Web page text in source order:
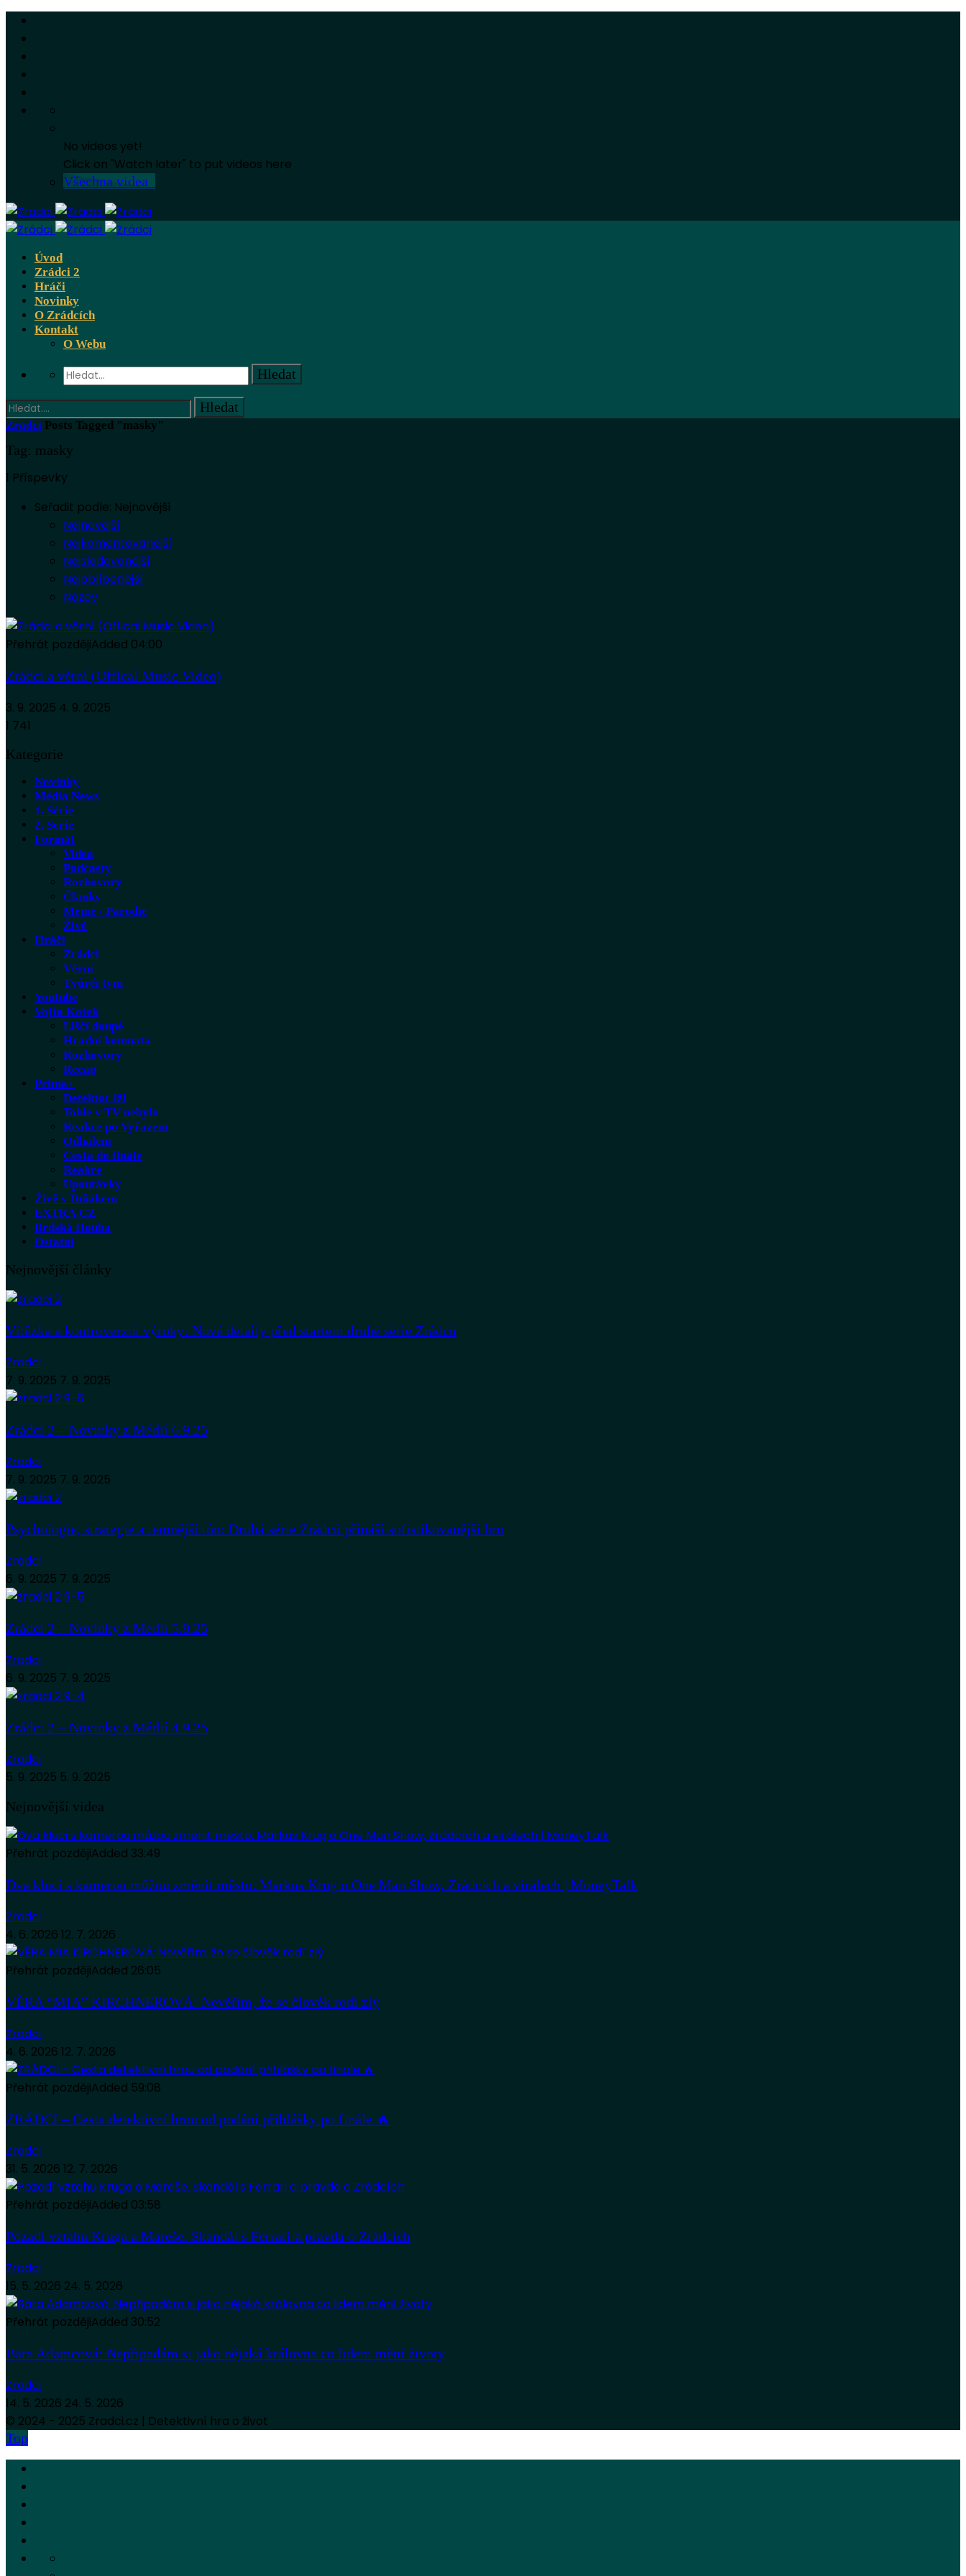
No videos yet!
Click on "Watch later" to put videos here
Všechna videa
Úvod
Zrádci 2
Hráči
Novinky
O Zrádcích
Kontakt
O Webu
Zrádci Posts Tagged "masky"
Tag: masky
1 Příspevky
Seřadit podle: Nejnovější
Nejnovější
Nejkomentovanější
Nejsledovanější
Nejoblíbenější
Název
Přehrát pozdějiAdded 04:00
Zrádci a věrní (Offical Music Video)
3. 9. 2025 4. 9. 2025
1 741
Kategorie
Novinky
Média News
1. Série
2. Série
Formát
Videa
Podcasty
Rozhovory
Články
Meme / Parodie
Živě
Hráči
Zrádci
Věrní
Tvůrčí tým
Youtube
Vojta Kotek
Liščí doupě
Hradní komnata
Rozhovory
Recap
Prima+
Detektor lži
Tohle v TV nebylo
Reakce po Vyřazení
Odhalení
Cesta do finále
Reakce
Upoutávky
Živě s Tuňákem
EXTRA.CZ
Brdská Houba
Ostatní
Nejnovější články
Vítězka a kontroverzní výroky: Nové detaily před startem druhé série Zrádců
Zradci
7. 9. 2025 7. 9. 2025
Zrádci 2 – Novinky z Médií 6.9.25
Zradci
7. 9. 2025 7. 9. 2025
Psychologie, strategie a temnější tón: Druhá série Zrádců přináší sofistikovanější hru
Zradci
6. 9. 2025 7. 9. 2025
Zrádci 2 – Novinky z Médií 5.9.25
Zradci
6. 9. 2025 7. 9. 2025
Zrádci 2 – Novinky z Médií 4.9.25
Zradci
5. 9. 2025 5. 9. 2025
Nejnovější videa
Přehrát pozdějiAdded 33:49
Dva kluci s kamerou můžou změnit město. Markus Krug o One Man Show, Zrádcích a virálech | MoneyTalk
Zradci
4. 6. 2026 12. 7. 2026
Přehrát pozdějiAdded 26:05
VĚRA “MIA” KIRCHNEROVÁ: Nevěřím, že se člověk rodí zlý
Zradci
4. 6. 2026 12. 7. 2026
Přehrát pozdějiAdded 59:08
ZRÁDCI – Cesta detektivní hrou od podání přihlášky po finále 🔥
Zradci
31. 5. 2026 12. 7. 2026
Přehrát pozdějiAdded 03:58
Pozadí vztahu Kruga a Mareše. Skandál s Ferrari a pravda o Zrádcích
Zradci
15. 5. 2026 24. 5. 2026
Přehrát pozdějiAdded 30:52
Bára Adamcová: Nepřipadám si jako nějaká královna co lidem mění životy
Zradci
14. 5. 2026 24. 5. 2026
© 2024 - 2025 Zradci.cz | Detektivní hra o život
Top